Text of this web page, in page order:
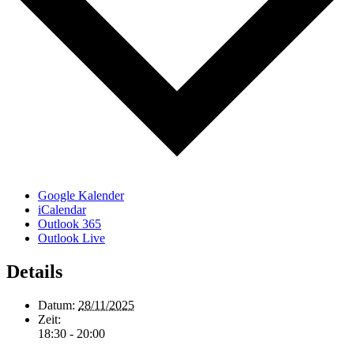
Google Kalender
iCalendar
Outlook 365
Outlook Live
Details
Datum: 28/11/2025
Zeit:
18:30 - 20:00